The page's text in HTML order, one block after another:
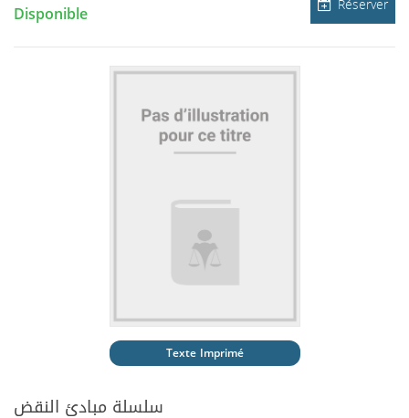
Réserver
Disponible
Texte Imprimé
سلسلة مبادئ النقض